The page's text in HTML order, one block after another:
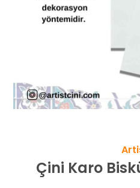
Çini Karo